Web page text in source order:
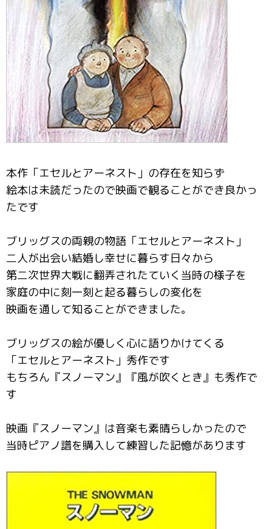
本作「エセルとアーネスト」の存在を知らず
絵本は未読だったので映画で観ることができ良かっ
たです
ブリッグスの両親の物語「エセルとアーネスト」
二人が出会い結婚し幸せに暮らす日々から
第二次世界大戦に翻弄されたていく当時の様子を
家庭の中に刻一刻と起る暮らしの変化を
映画を通して知ることができました。
ブリッグスの絵が優しく心に語りかけてくる
「エセルとアーネスト」秀作です
もちろん『スノーマン』『風が吹くとき』も秀作で
す
映画『スノーマン』は音楽も素晴らしかったので
当時ピアノ譜を購入して練習した記憶があります